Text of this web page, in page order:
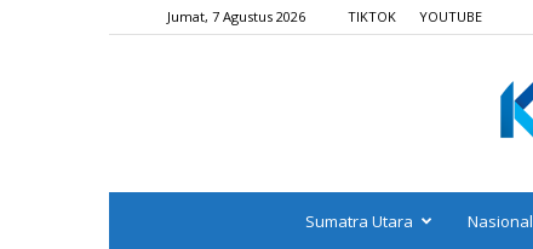
Jumat, 7 Agustus 2026 TIKTOK YOUTUBE
Sumatra Utara Nasional